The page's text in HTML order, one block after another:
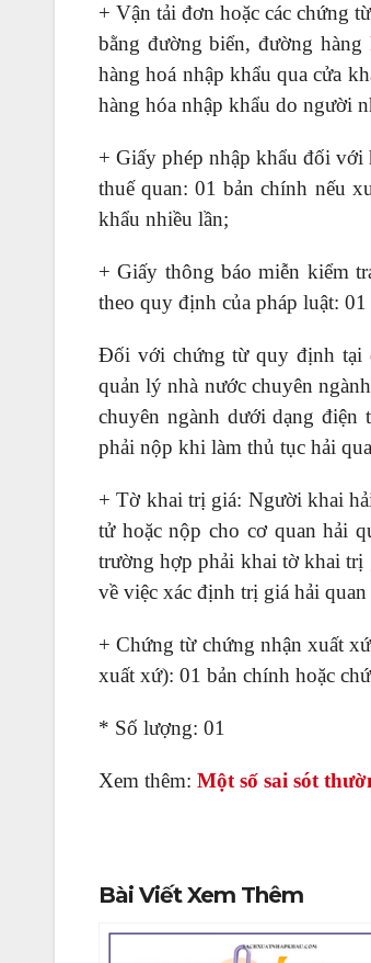
+ Vận tải đơn hoặc các chứng
bằng đường biển, đường
hàng hoá nhập khẩu qua cửa
hàng hóa nhập khẩu do người
+ Giấy phép nhập khẩu đối với
thuế quan: 01 bản chính nếu
khẩu nhiều lần;
+ Giấy thông báo miễn kiểm
theo quy định của pháp luật:
Đối với chứng từ quy định tại
quản lý nhà nước chuyên
chuyên ngành dưới dạng
phải nộp khi làm thủ tục hải
+ Tờ khai trị giá: Người khai
tử hoặc nộp cho cơ quan hải
trường hợp phải khai tờ khai
về việc xác định trị giá hải
+ Chứng từ chứng nhận xuất
xuất xứ): 01 bản chính hoặc
* Số lượng: 01
Xem thêm: Một số sai sót
Bài Viết Xem Thêm